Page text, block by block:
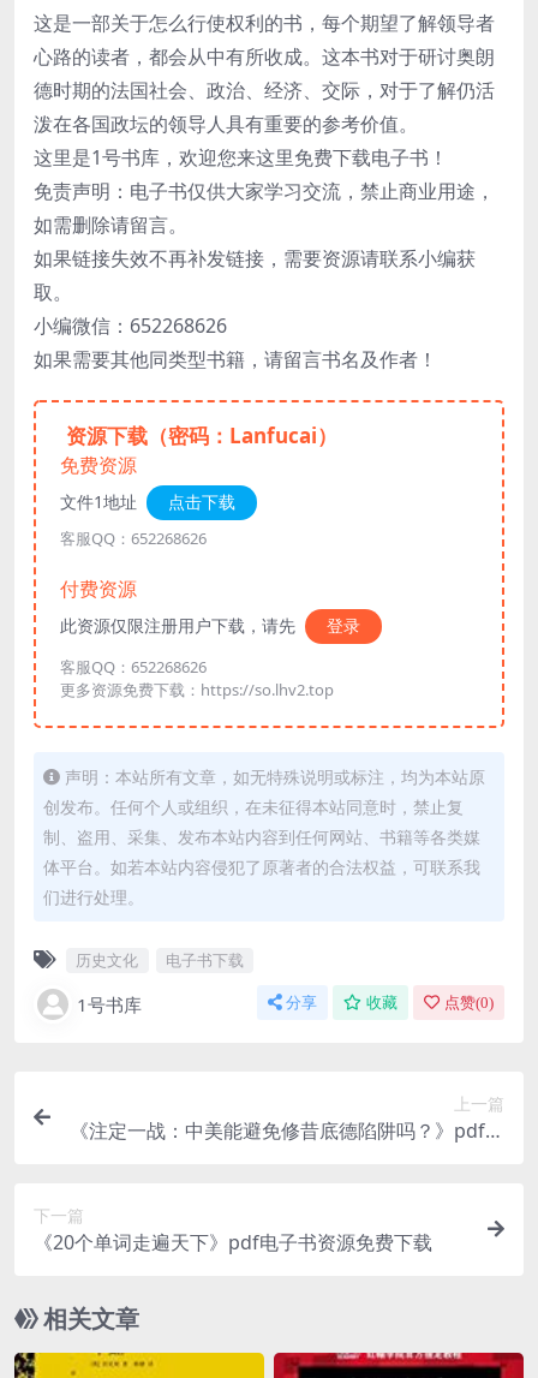
这是一部关于怎么行使权利的书，每个期望了解领导者
心路的读者，都会从中有所收成。这本书对于研讨奥朗
德时期的法国社会、政治、经济、交际，对于了解仍活
泼在各国政坛的领导人具有重要的参考价值。
这里是1号书库，欢迎您来这里免费下载电子书！
免责声明：电子书仅供大家学习交流，禁止商业用途，
如需删除请留言。
如果链接失效不再补发链接，需要资源请联系小编获
取。
小编微信：652268626
如果需要其他同类型书籍，请留言书名及作者！
资源下载（密码：Lanfucai）
免费资源
文件1地址 点击下载
客服QQ：652268626
付费资源
此资源仅限注册用户下载，请先 登录
客服QQ：652268626
更多资源免费下载：https://so.lhv2.top
声明：本站所有文章，如无特殊说明或标注，均为本站原
创发布。任何个人或组织，在未征得本站同意时，禁止复
制、盗用、采集、发布本站内容到任何网站、书籍等各类媒
体平台。如若本站内容侵犯了原著者的合法权益，可联系我
们进行处理。
历史文化 电子书下载
1号书库 分享 收藏 点赞(0)
上一篇
《注定一战：中美能避免修昔底德陷阱吗？》pdf电
下一篇
《20个单词走遍天下》pdf电子书资源免费下载
相关文章